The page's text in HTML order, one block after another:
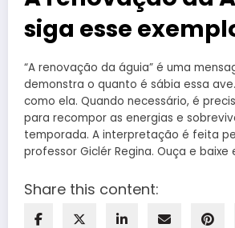
siga esse
“A renovação da águia” é uma
demonstra o quanto é sábia essa
como ela. Quando necessário, é
para recompor as energias e
temporada. A interpretação é feita
professor Giclér Regina. Ouça e baixe
Share this content: